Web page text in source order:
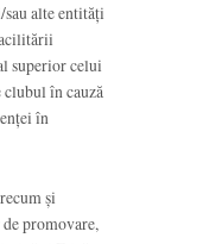
alte entităţi
superior celui
clubul în cauză
în
şi
promovare,